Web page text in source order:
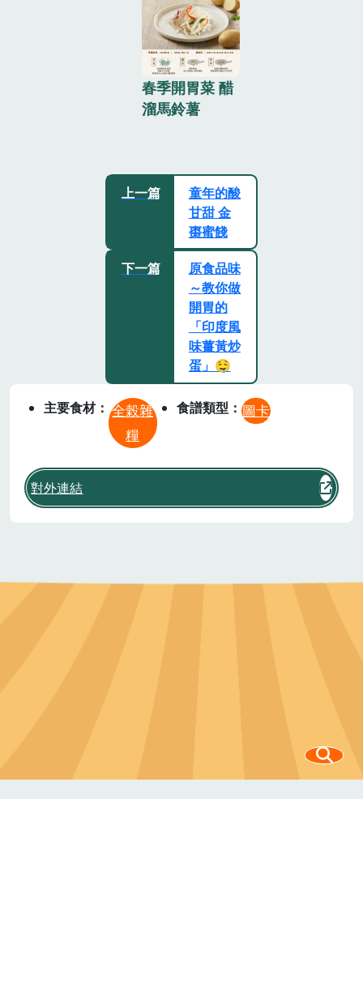
春季開胃菜 醋
溜馬鈴薯
上一篇
童年的酸
甘甜 金
棗蜜餞
下一篇
原食品味
～教你做
開胃的
「印度風
味薑黃炒
蛋」🤤
主要食材
全榖雜
糧
食譜類型 圖卡
對外連結